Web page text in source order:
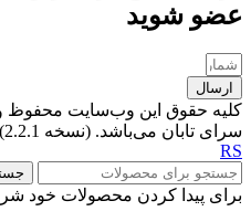
عضو شوید
ارسال
کلیه حقوق این وب‌سایت محفوظ
سرای تابان می‌باشد. (نسخه 2.2.1)
RS
برای پیدا کردن محصولات خود